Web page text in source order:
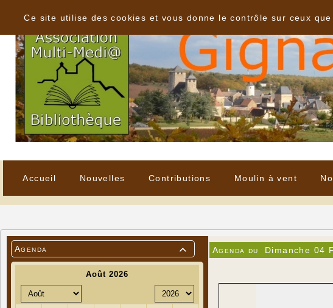
Accueil Nouvelles Contributions Moulin à vent

Agenda Agenda du Dimanche 04
Ce site utilise des cookies et vous donne le contrôle sur ceux